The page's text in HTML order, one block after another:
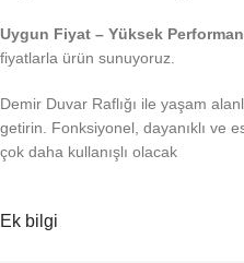
Uygun Fiyat – Yüksek
fiyatlarla ürün sunuyoruz.
Demir Duvar Raflığı ile yaşam
getirin. Fonksiyonel, dayanıklı ve
çok daha kullanışlı olacak
Ek bilgi